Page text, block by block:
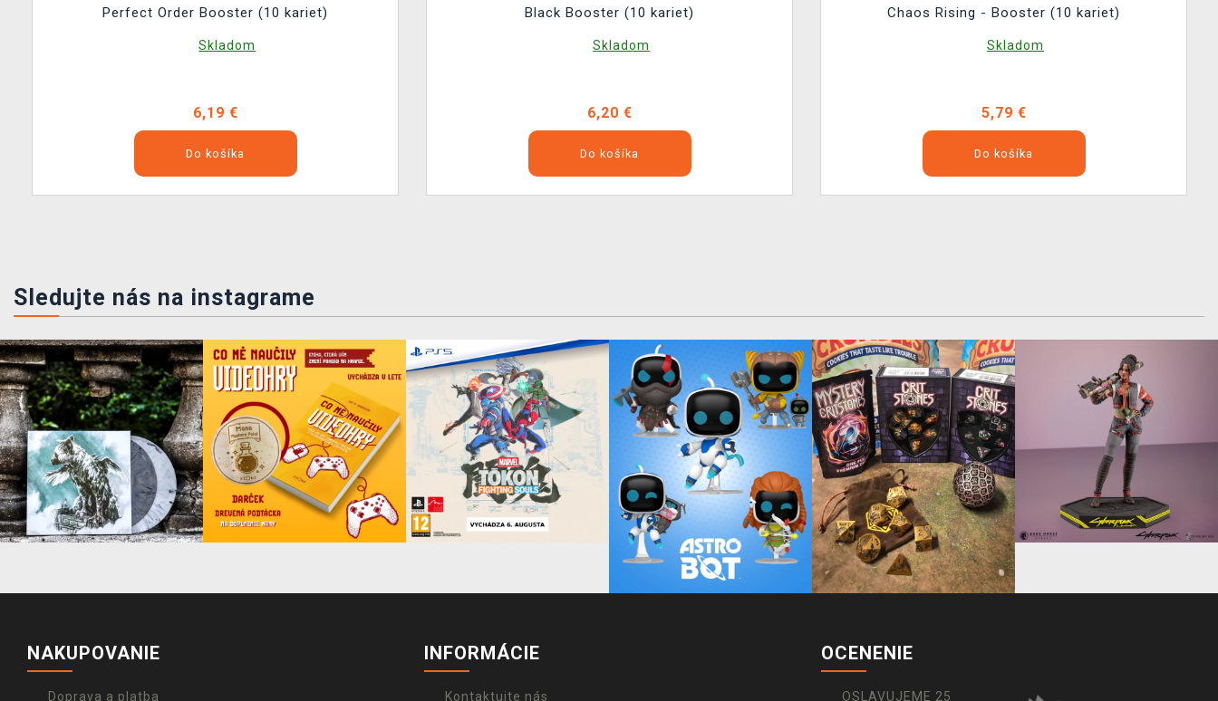
Perfect Order Booster (10 kariet)
Skladom
6,19 €
Do košíka
Black Booster (10 kariet)
Skladom
6,20 €
Do košíka
Chaos Rising - Booster (10 kariet)
Skladom
5,79 €
Do košíka
Sledujte nás na instagrame
NAKUPOVANIE
Doprava a platba
INFORMÁCIE
Kontaktujte nás
OCENENIE
OSLAVUJEME 25